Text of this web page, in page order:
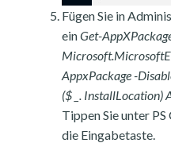
Fügen Sie in
einGet-
AppxPackage -
($ _. InstallLocation)
Tippen Sie unter
die Eingabetaste.